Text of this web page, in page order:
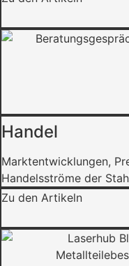
Handel
Marktentwicklungen,
Handelsströme der
Zu den Artikeln